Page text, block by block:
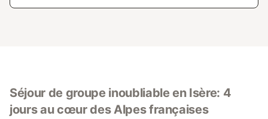
Séjour de groupe inoubliable en Isère: 4
jours au cœur des Alpes françaises